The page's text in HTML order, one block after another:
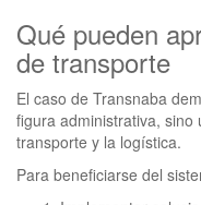
Qué pueden
de transporte
El caso de Transnaba
figura administrativa,
transporte y la logística.
Para beneficiarse del